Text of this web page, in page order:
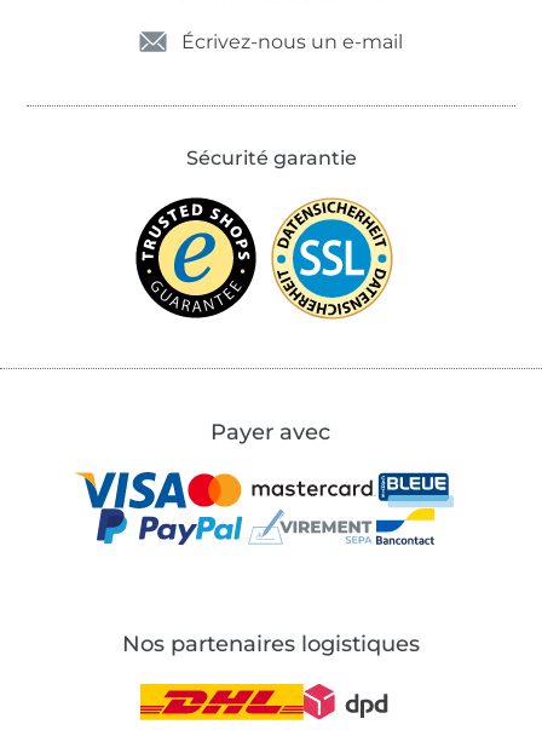
Écrivez-nous un e-mail
Sécurité garantie
Payer avec
Nos partenaires logistiques